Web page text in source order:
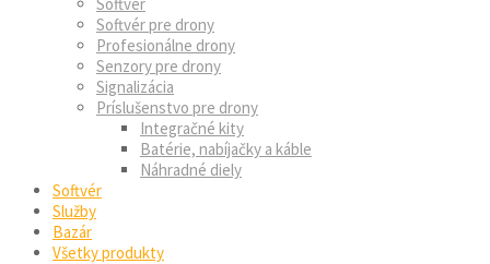
Softvér pre drony
Profesionálne drony
Senzory pre drony
Signalizácia
Príslušenstvo pre drony
Integračné kity
Batérie, nabíjačky a káble
Náhradné diely
Softvér
Služby
Bazár
Všetky produkty